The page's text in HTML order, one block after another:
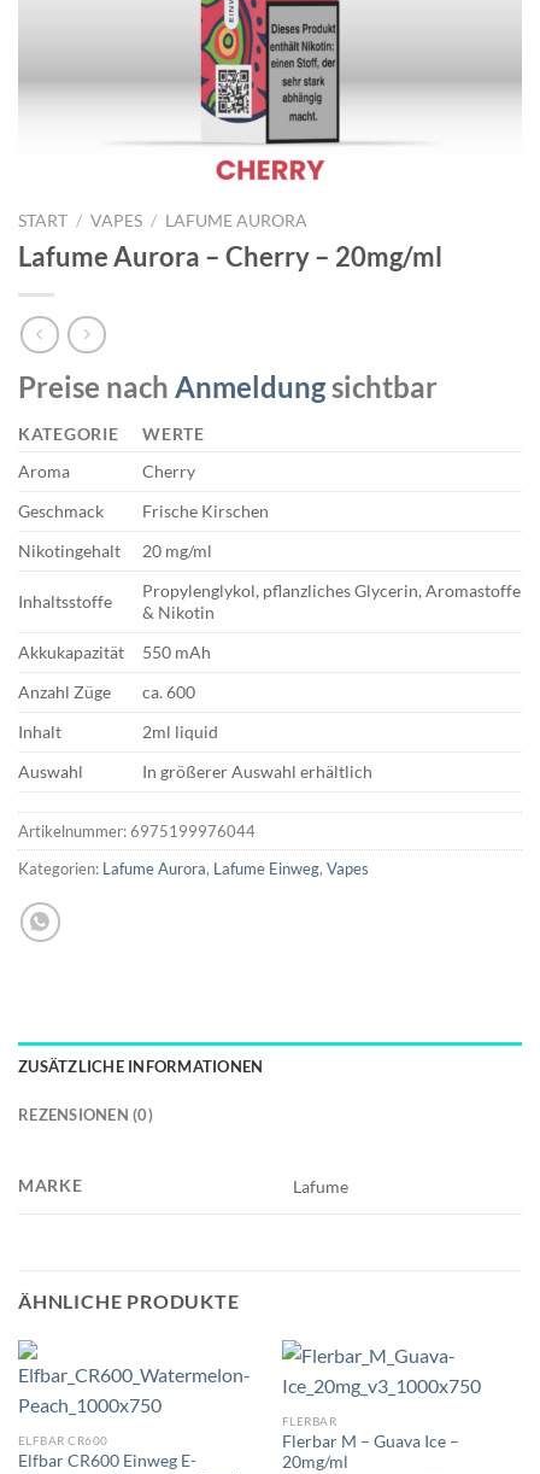
START / VAPES / LAFUME AURORA
Lafume Aurora – Cherry – 20mg/ml
Preise nach Anmeldungsichtbar
KATEGORIE
WERTE
Aroma
Cherry
Geschmack
Frische Kirschen
Nikotingehalt
20 mg/ml
Inhaltsstoffe
Propylenglykol, pflanzliches Glycerin, Aromastoffe
& Nikotin
Akkukapazität
550 mAh
Anzahl Züge
ca. 600
Inhalt
2ml liquid
Auswahl
In größerer Auswahl erhältlich
Artikelnummer:6975199976044
Kategorien: Lafume Aurora, Lafume Einweg, Vapes
ZUSÄTZLICHE INFORMATIONEN
REZENSIONEN (0)
MARKE Lafume
ÄHNLICHE PRODUKTE
ELFBAR CR600
Elfbar CR600 Einweg E-
FLERBAR
Flerbar M – Guava Ice –
20mg/ml